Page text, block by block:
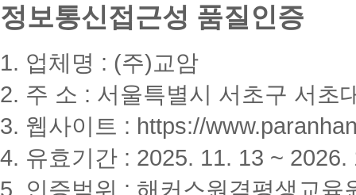
정보통신접근성 품질인증
1. 업체명 : (주)교암
2. 주 소 : 서울특별시 서초구 서초
3. 웹사이트 : https://
4. 유효기간 : 2025. 11. 13 ~ 2026.
5. 인증범위 : 해커스원격평생교육